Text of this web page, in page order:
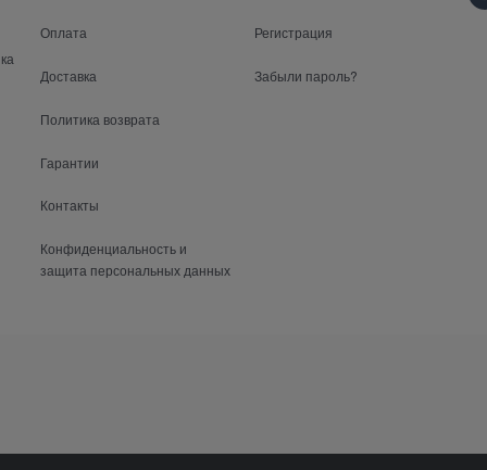
Оплата
Доставка
Политика возврата
Гарантии
Контакты
Конфиденциальность и
защита персональных данных
Регистрация
Забыли пароль?